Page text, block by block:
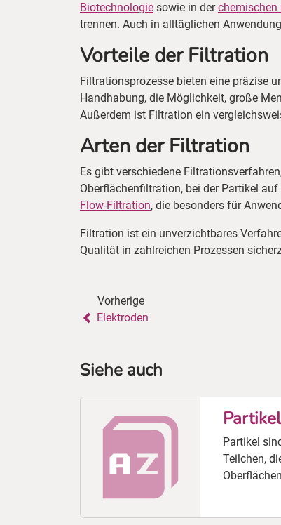
Biotechnologie sowie in derchemischen
trennen. Auch in alltäglichen
Vorteile der Filtration
Filtrationsprozesse bieten eine präzise
Handhabung, die Möglichkeit, große
Außerdem ist Filtration ein
Arten der Filtration
Es gibt verschiedene
Oberflächenfiltration, bei der Partikel
Flow-Filtration, die besonders für
Filtration ist ein unverzichtbares
Qualität in zahlreichen Prozessen
Vorherige
Elektroden
Siehe auch
Partikel
Partikel
Teilchen,